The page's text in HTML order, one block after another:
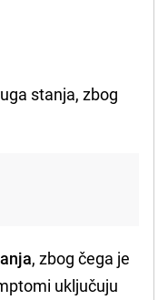
stanja, zbog
, zbog čega je
uključuju